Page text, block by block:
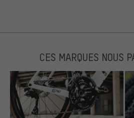
CES MARQUES NOUS